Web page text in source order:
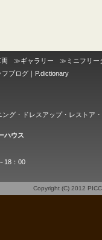
≫ギャラリー ≫ ミニフリー
フブログ｜P.dictionary
グ・ドレスアップ・レストア
ハウス
18：00
Copyright (C) 2012